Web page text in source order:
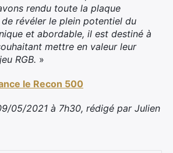
rendu toute la plaque
révéler le plein potentiel du
et abordable, il est destiné à
mettre en valeur leur
RGB. »
le Recon 500
05/2021 à 7h30, rédigé par Julien